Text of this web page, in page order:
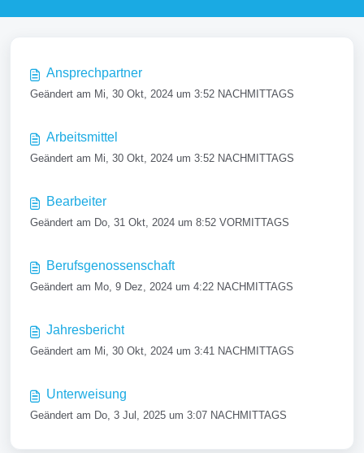
Ansprechpartner
Geändert am Mi, 30 Okt, 2024 um 3:52 NACHMITTAGS
Arbeitsmittel
Geändert am Mi, 30 Okt, 2024 um 3:52 NACHMITTAGS
Bearbeiter
Geändert am Do, 31 Okt, 2024 um 8:52 VORMITTAGS
Berufsgenossenschaft
Geändert am Mo, 9 Dez, 2024 um 4:22 NACHMITTAGS
Jahresbericht
Geändert am Mi, 30 Okt, 2024 um 3:41 NACHMITTAGS
Unterweisung
Geändert am Do, 3 Jul, 2025 um 3:07 NACHMITTAGS